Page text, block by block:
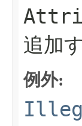
追加
例外: